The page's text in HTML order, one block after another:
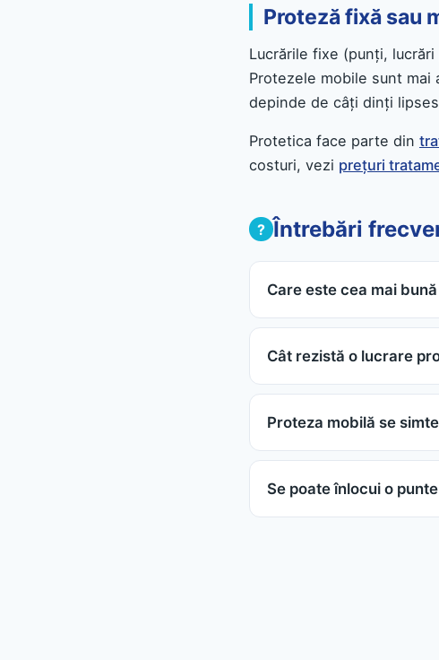
Proteză fixă sau
Lucrările fixe (punți, lucrări
Protezele mobile sunt
depinde de câți dinți
Protetica face parte din
costuri, vezi prețuri
Întrebări
Care este cea mai
Cât rezistă o lucrare
Proteza mobilă se
Se poate înlocui o